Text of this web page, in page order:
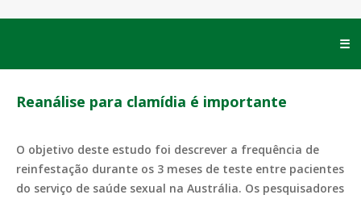
☰
Reanálise para clamídia é importante
O objetivo deste estudo foi descrever a frequência de
reinfestação durante os 3 meses de teste entre pacientes
do serviço de saúde sexual na Austrália. Os pesquisadores